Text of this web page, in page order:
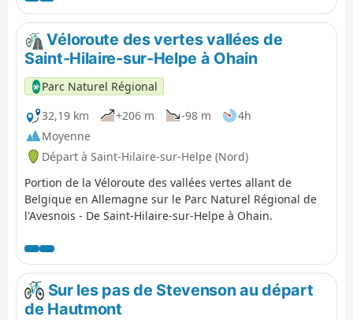
Véloroute des vertes vallées de
Saint-Hilaire-sur-Helpe à Ohain
Parc Naturel Régional
32,19 km
+206 m -98 m
4h
Moyenne
Départ à Saint-Hilaire-sur-Helpe (Nord)
Portion de la Véloroute des vallées vertes allant de
Belgique en Allemagne sur le Parc Naturel Régional de
l'Avesnois - De Saint-Hilaire-sur-Helpe à Ohain.
Sur les pas de Stevenson au départ
de Hautmont